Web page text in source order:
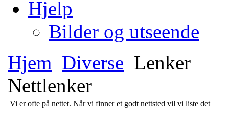
Hjelp
Bilder og utseende
Hjem Diverse Lenker
Nettlenker
Vi er ofte på nettet. Når vi finner et godt nettsted vil vi liste det